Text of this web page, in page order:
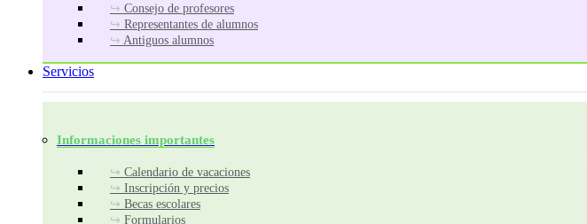
Consejo de profesores
Representantes de alumnos
Antiguos alumnos
Servicios
Informaciones importantes
Calendario de vacaciones
Inscripción y precios
Becas escolares
Formularios